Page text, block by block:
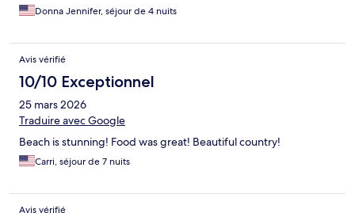
Donna Jennifer, séjour de 4 nuits
Avis vérifié
10/10 Exceptionnel
25 mars 2026
Traduire avec Google
Beach is stunning! Food was great! Beautiful country!
Carri, séjour de 7 nuits
Avis vérifié